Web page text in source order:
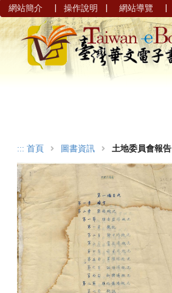
網站簡介 | 操作說明 | 網站導覽 |
::: 首頁 圖書資訊 土地委員會報告